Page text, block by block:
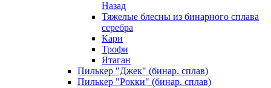
Назад
Тяжелые блесны из бинарного сплава
серебра
Кари
Трофи
Ятаган
Пилькер "Джек" (бинар. сплав)
Пилькер "Рокки" (бинар. сплав)